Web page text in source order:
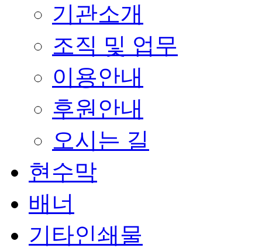
기관소개
조직 및 업무
이용안내
후원안내
오시는 길
현수막
배너
기타인쇄물